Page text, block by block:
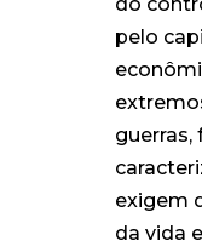
pelo
guerras,
exigem
da vida